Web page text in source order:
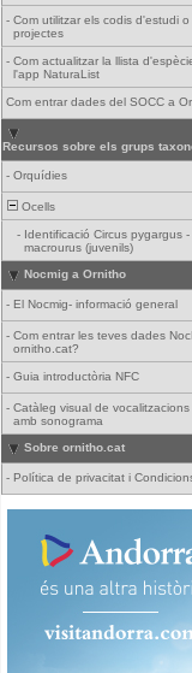
- Com utilitzar els codis d'estudi o
projectes
- Com actualitzar la llista
l'app NaturaList
Com entrar dades del SOCC a
Recursos sobre els grups
- Orquídies
Ocells
- Identificació Circus pygargus -
macrourus (juvenils)
Nocmig a Ornitho
- El Nocmig- informació general
- Com entrar les teves dades
ornitho.cat?
- Guia introductòria NFC
- Catàleg visual de
amb sonograma
Sobre ornitho.cat
- Política de privacitat i